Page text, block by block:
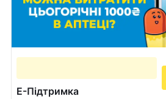
Е-Підтримка